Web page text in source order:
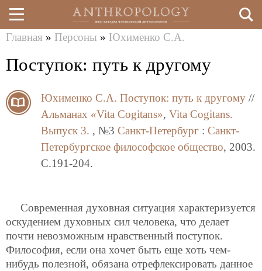
Перейти
к
здесь
Главная » Персоны » Юхименко С.А.
Поступок: путь к другому
Юхименко С.А. Поступок: путь к другому //
Альманах «Vita Cogitans», Vita Cogitans.
Выпуск 3. , №3 Санкт-Петербург : Санкт-
Петербургское философское общество, 2003.
C.191-204.
Современная духовная ситуация характеризуется
оскудением духовных сил человека, что делает
почти невозможным нравственный поступок.
Философия, если она хочет быть еще хоть чем-
нибудь полезной, обязана отрефлексировать данное